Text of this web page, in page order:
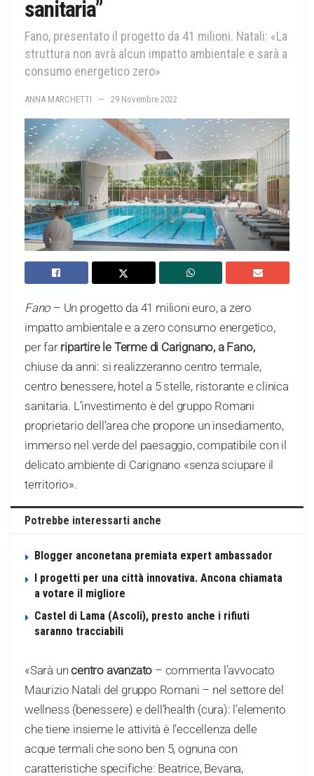
sanitaria”
Fano, presentato il progetto da 41 milioni. Natali: «La
struttura non avrà alcun impatto ambientale e sarà a
consumo energetico zero»
ANNA MARCHETTI 29 Novembre 2022
Fano – Un progetto da 41 milioni euro, a zero
impatto ambientale e a zero consumo energetico,
per far ripartire le Terme di Carignano, a Fano,
chiuse da anni: si realizzeranno centro termale,
centro benessere, hotel a 5 stelle, ristorante e clinica
sanitaria. L’investimento è del gruppo Romani
proprietario dell’area che propone un insediamento,
immerso nel verde del paesaggio, compatibile con il
delicato ambiente di Carignano «senza sciupare il
territorio».
Potrebbe interessarti anche
Blogger anconetana premiata expert ambassador
I progetti per una città innovativa. Ancona chiamata
a votare il migliore
Castel di Lama (Ascoli), presto anche i rifiuti
saranno tracciabili
«Sarà uncentro avanzato – commenta l’avvocato
Maurizio Natali del gruppo Romani – nel settore del
wellness (benessere) e dell’health (cura): l’elemento
che tiene insieme le attività è l’eccellenza delle
acque termali che sono ben 5, ognuna con
caratteristiche specifiche: Beatrice, Bevana,